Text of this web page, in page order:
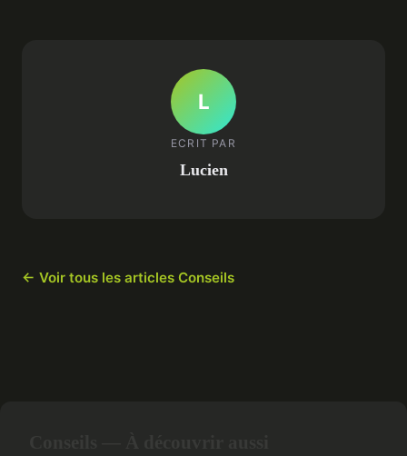
L
ECRIT PAR
Lucien
← Voir tous les articles Conseils